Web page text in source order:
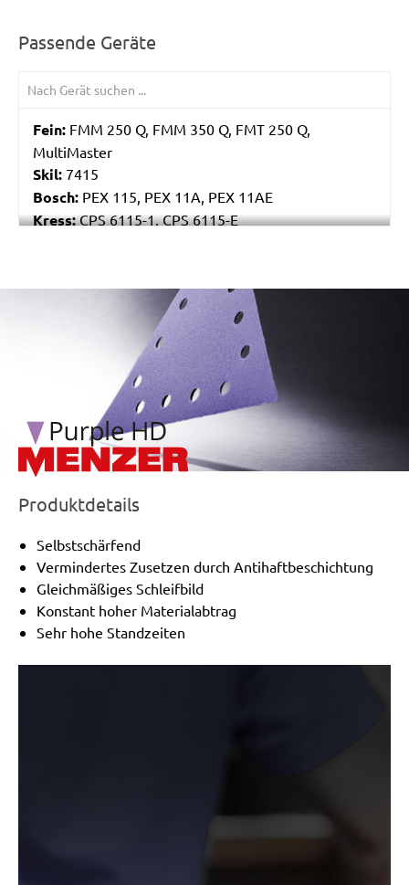
Passende Geräte
Fein: FMM 250 Q, FMM 350 Q, FMT 250 Q,
MultiMaster
Skil: 7415
Bosch: PEX 115, PEX 11A, PEX 11AE
Kress:CPS 6115-1, CPS 6115-E
Peugeot:PAE 115
/marketing/parallax/menzer/parallax_logos/
Produktdetails
Selbstschärfend
Vermindertes Zusetzen durch Antihaftbeschichtung
Gleichmäßiges Schleifbild
Konstant hoher Materialabtrag
Sehr hohe Standzeiten